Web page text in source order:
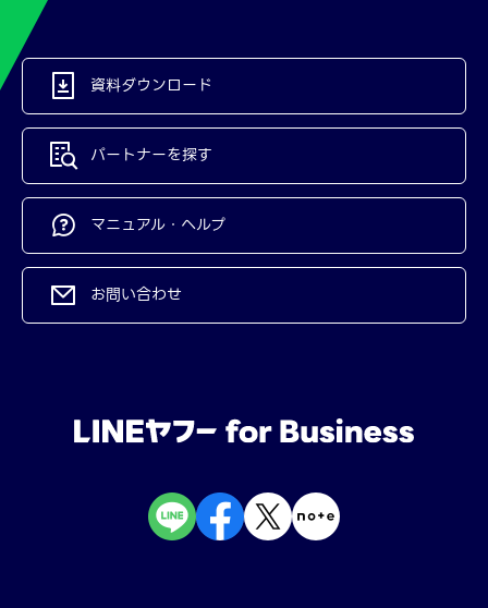
資料ダウンロード
パートナーを探す
マニュアル・ヘルプ
お問い合わせ